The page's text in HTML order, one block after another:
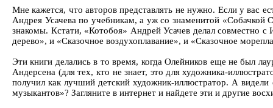
Мне кажется, что авторов представлять не нужно. Если у вас
Андрея Усачева по учебникам, а уж со знаменитой
знакомы. Кстати, «Котобоя» Андрей Усачев делал совместно
дерево», и «Сказочное воздухоплавание», и «Сказочное
Эти книги делались в то время, когда Олейников еще не был
Андерсена (для тех, кто не знает, это для художника-
получил как лучший детский художник-иллюстратор. А
музыкантов»? Загляните в интернет и найдете эти и другие